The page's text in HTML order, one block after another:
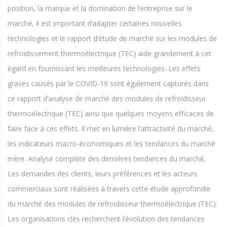
position, la marque et la domination de l’entreprise sur le
marché, il est important d’adapter certaines nouvelles
technologies et le rapport d’étude de marché sur les modules de
refroidissement thermoélectrique (TEC) aide grandement à cet
égard en fournissant les meilleures technologies. Les effets
graves causés par le COVID-19 sont également capturés dans
ce rapport d’analyse de marché des modules de refroidisseur
thermoélectrique (TEC) ainsi que quelques moyens efficaces de
faire face à ces effets. Il met en lumière l’attractivité du marché,
les indicateurs macro-économiques et les tendances du marché
mère. Analyse complète des dernières tendances du marché,
Les demandes des clients, leurs préférences et les acteurs
commerciaux sont réalisées à travers cette étude approfondie
du marché des modules de refroidisseur thermoélectrique (TEC).
Les organisations clés recherchent l’évolution des tendances